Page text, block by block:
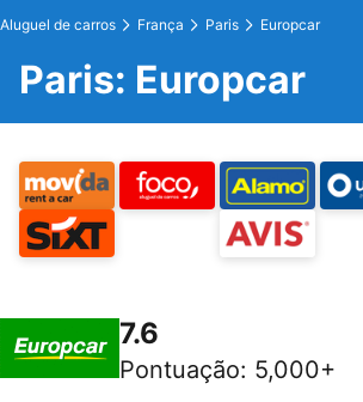
Aluguel de carros França Paris Europcar
Paris: Europcar
7.6
Pontuação: 5,000+